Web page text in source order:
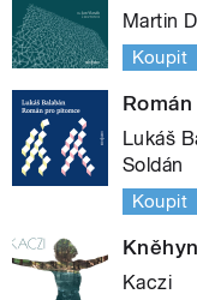
Martin
Koupit
Lukáš
Soldán
Koupit
Kaczi